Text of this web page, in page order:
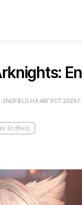
НА АВГУСТ 2026
Endfield